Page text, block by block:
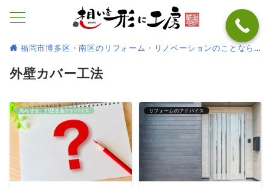
福岡市博多区・南区のリフォーム・リノベーションのことなら
外壁カバー工法
屋根塗装、外壁塗装アドバイス リフォームのアドバイス